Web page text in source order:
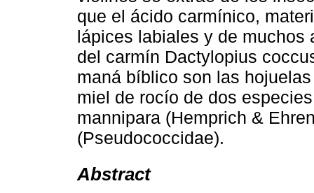
que el ácido carmínico,
lápices labiales y de muchos
del carmín Dactylopius
maná bíblico son las
miel de rocío de dos
mannipara (Hemprich &
(Pseudococcidae).
Abstract